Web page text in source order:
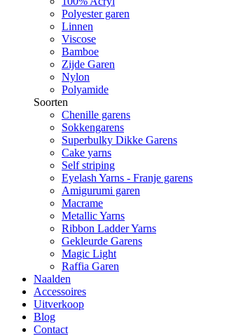
Polyester garen
Linnen
Viscose
Bamboe
Zijde Garen
Nylon
Polyamide
Soorten
Chenille garens
Sokkengarens
Superbulky Dikke Garens
Cake yarns
Self striping
Eyelash Yarns - Franje garens
Amigurumi garen
Macrame
Metallic Yarns
Ribbon Ladder Yarns
Gekleurde Garens
Magic Light
Raffia Garen
Naalden
Accessoires
Uitverkoop
Blog
Contact